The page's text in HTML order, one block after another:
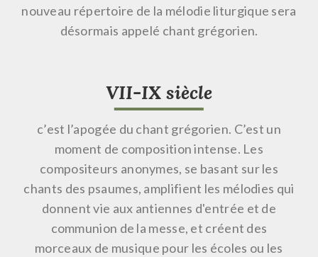
nouveau répertoire de la mélodie liturgique sera
désormais appelé chant grégorien.
VII-IX siècle
c’est l’apogée du chant grégorien. C’est un
moment de composition intense. Les
compositeurs anonymes, se basant sur les
chants des psaumes, amplifient les mélodies qui
donnent vie aux antiennes d'entrée et de
communion de la messe, et créent des
morceaux de musique pour les écoles ou les